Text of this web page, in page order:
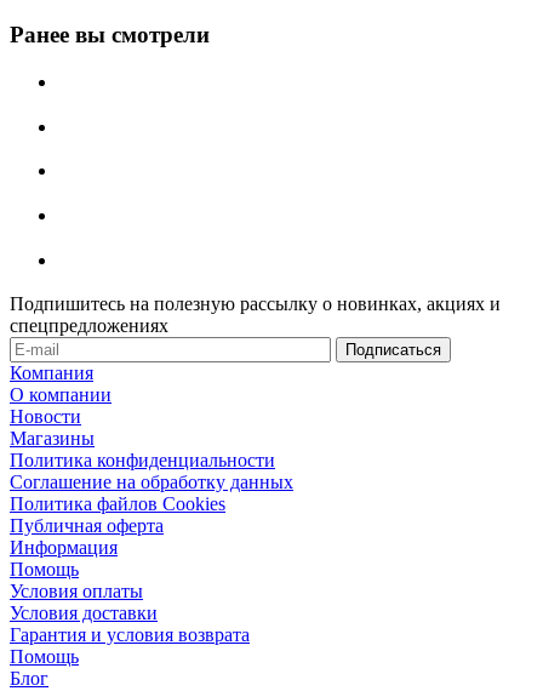
Ранее вы смотрели
Подпишитесь на полезную рассылку о новинках, акциях и
спецпредложениях
Компания
О компании
Новости
Магазины
Политика конфиденциальности
Соглашение на обработку данных
Политика файлов Cookies
Публичная оферта
Информация
Помощь
Условия оплаты
Условия доставки
Гарантия и условия возврата
Помощь
Блог